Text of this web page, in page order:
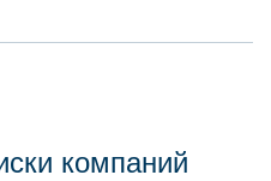
компаний